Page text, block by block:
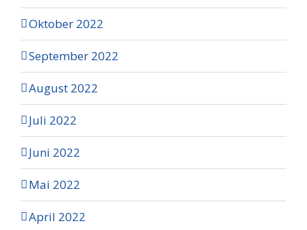
Oktober 2022
September 2022
August 2022
Juli 2022
Juni 2022
Mai 2022
April 2022